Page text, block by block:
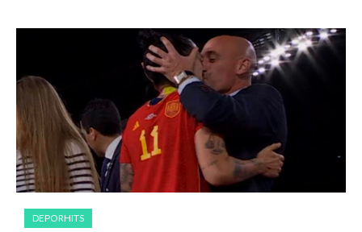
DEPORHITS